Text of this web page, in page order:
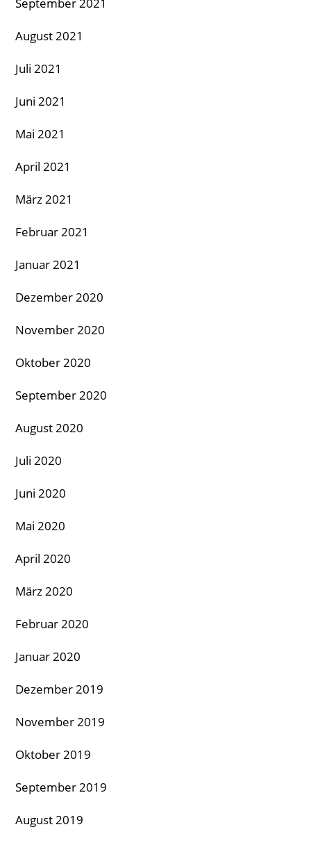
August 2021
Juli 2021
Juni 2021
Mai 2021
April 2021
März 2021
Februar 2021
Januar 2021
Dezember 2020
November 2020
Oktober 2020
September 2020
August 2020
Juli 2020
Juni 2020
Mai 2020
April 2020
März 2020
Februar 2020
Januar 2020
Dezember 2019
November 2019
Oktober 2019
September 2019
August 2019